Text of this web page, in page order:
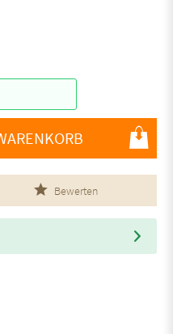
Bewerten